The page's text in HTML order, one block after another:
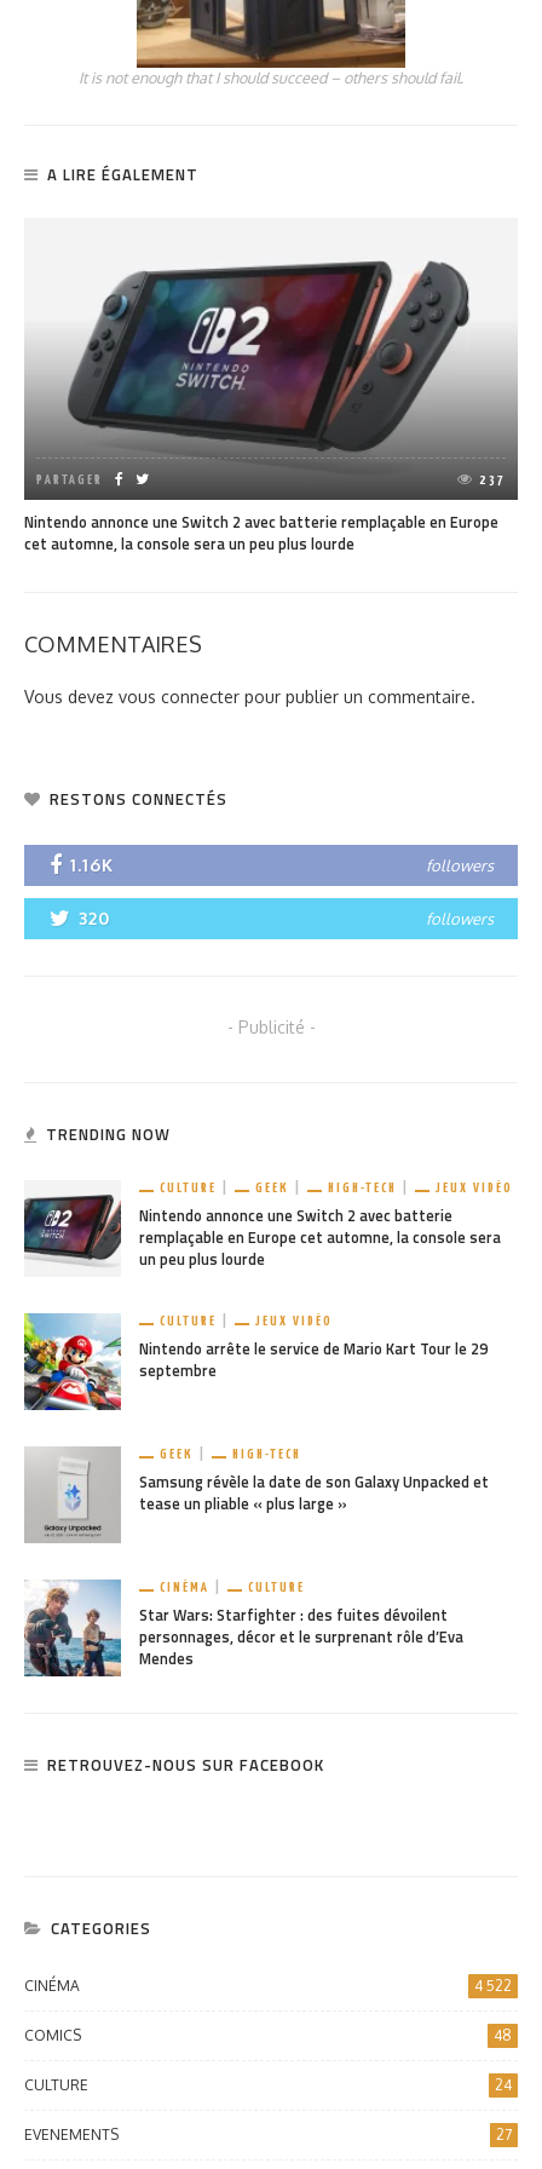
It is not enough that I should succeed – others should fail.
A LIRE ÉGALEMENT
PARTAGER 237
Nintendo annonce une Switch 2 avec batterie remplaçable en Europe
cet automne, la console sera un peu plus lourde
COMMENTAIRES
Vous devez vous connecter pour publier un commentaire.
RESTONS CONNECTÉS
1.16K followers
320 followers
- Publicité -
TRENDING NOW
CULTURE GEEK HIGH-TECH JEUX VIDÉO
Nintendo annonce une Switch 2 avec batterie
remplaçable en Europe cet automne, la console sera
un peu plus lourde
CULTURE JEUX VIDÉO
Nintendo arrête le service de Mario Kart Tour le 29
septembre
GEEK HIGH-TECH
Samsung révèle la date de son Galaxy Unpacked et
tease un pliable « plus large »
CINÉMA CULTURE
Star Wars: Starfighter : des fuites dévoilent
personnages, décor et le surprenant rôle d’Eva
Mendes
RETROUVEZ-NOUS SUR FACEBOOK
CATEGORIES
CINÉMA 4 522
COMICS 48
CULTURE 24
EVENEMENTS 27